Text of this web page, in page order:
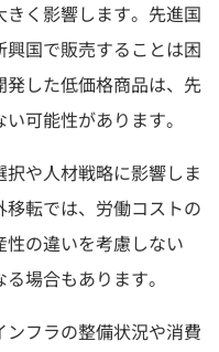
く影響します。先進国
国で販売することは困
した低価格商品は、先
可能性があります。
や人材戦略に影響しま
転では、労働コストの
の違いを考慮しない
場合もあります。
フラの整備状況や消費